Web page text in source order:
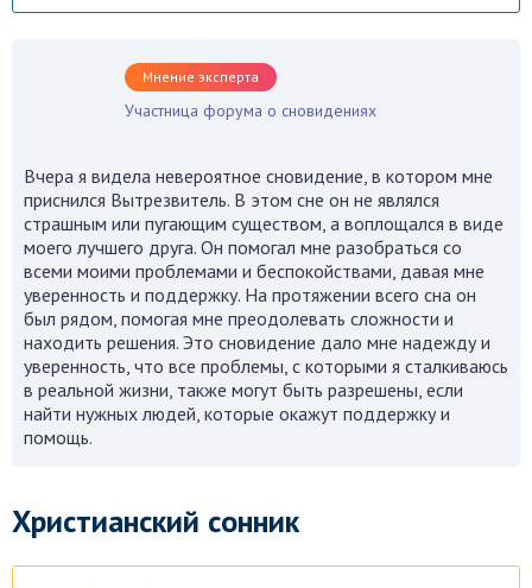
Мнение эксперта
Участница форума о сновидениях
Вчера я видела невероятное сновидение, в котором мне
приснился Вытрезвитель. В этом сне он не являлся
страшным или пугающим существом, а воплощался в виде
моего лучшего друга. Он помогал мне разобраться со
всеми моими проблемами и беспокойствами, давая мне
уверенность и поддержку. На протяжении всего сна он
был рядом, помогая мне преодолевать сложности и
находить решения. Это сновидение дало мне надежду и
уверенность, что все проблемы, с которыми я сталкиваюсь
в реальной жизни, также могут быть разрешены, если
найти нужных людей, которые окажут поддержку и
помощь.
Христианский сонник